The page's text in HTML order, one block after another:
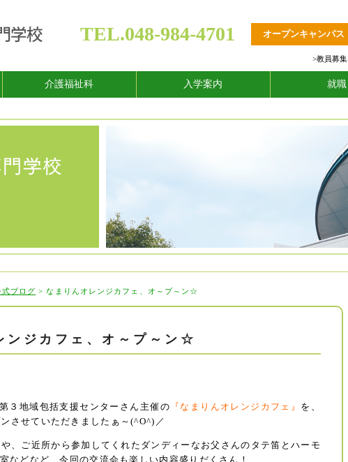
TEL.048-984-4701 オープンキャンパス
>教員募集
介護福祉科 入学案内 就職
ブログ > なまりんオレンジカフェ、オ～プ～ン☆
ンジカフェ、オ～プ～ン☆
３地域包括支援センターさん主催の 『なまりんオレンジカフェ』 を、
させていただきましたぁ～(^O^)／
、ご近所から参加してくれたダンディーなお父さんのタテ笛とハーモ
などなど、今回の交流会も楽しい内容盛りだくさん！